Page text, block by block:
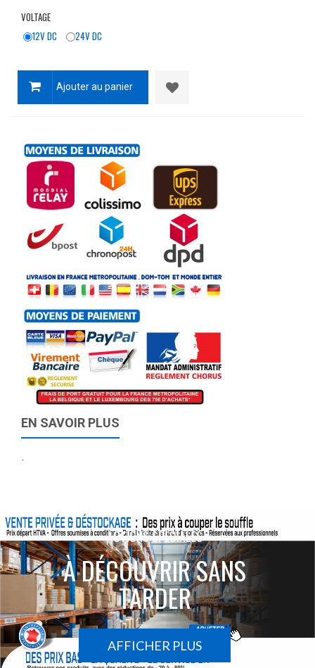
VOLTAGE
12V DC
24V DC
Ajouter au panier
EN SAVOIR PLUS
-
ACTIONS SPÉCIALES
À DÉCOUVRIR SANS
TARDER
AFFICHER PLUS